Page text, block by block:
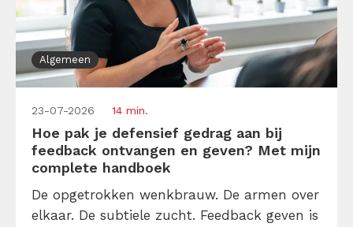
Algemeen
23-07-2026 14 min.
Hoe pak je defensief gedrag aan bij
feedback ontvangen en geven? Met mijn
complete handboek
De opgetrokken wenkbrauw. De armen over
elkaar. De subtiele zucht. Feedback geven is